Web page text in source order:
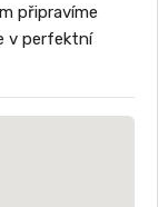
připravíme
v perfektní